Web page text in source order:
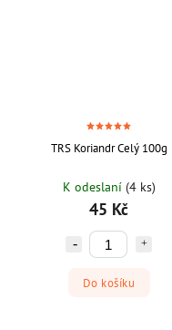
TRS Koriandr Celý 100g
K odeslaní (4 ks)
45 Kč
Do košíku